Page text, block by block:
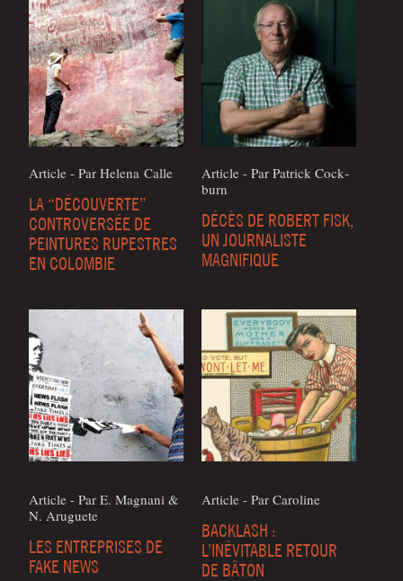
Article - Par Hele­na Calle
LA “DÉCOUVERTE”
CONTROVERSÉE DE
PEINTURES RUPESTRES
EN COLOMBIE
Article - Par Patrick Cock­
burn
DÉCÈS DE ROBERT FISK,
UN JOURNALISTE
MAGNIFIQUE
Article - Par E. Magna­ni &
N. Aruguete
LES ENTREPRISES DE
FAKE NEWS
Article - Par Caroline
BACKLASH :
L’INÉVITABLE RETOUR
DE BÂTON